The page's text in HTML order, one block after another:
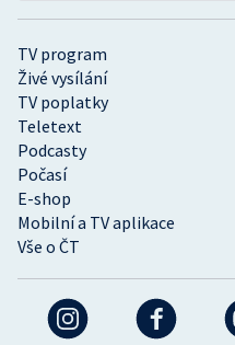
TV program
Živé vysílání
TV poplatky
Teletext
Podcasty
Počasí
E-shop
Mobilní a TV aplikace
Vše o ČT